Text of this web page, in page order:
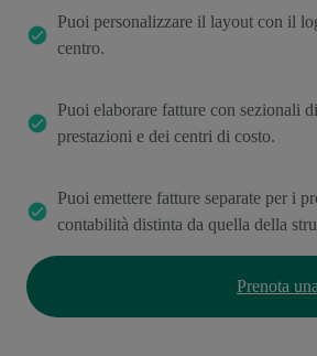
Puoi personalizzare il layout con il
centro.
Puoi elaborare fatture con sezionali
prestazioni e dei centri di costo.
Puoi emettere fatture separate per i
contabilità distinta da quella della
Prenota